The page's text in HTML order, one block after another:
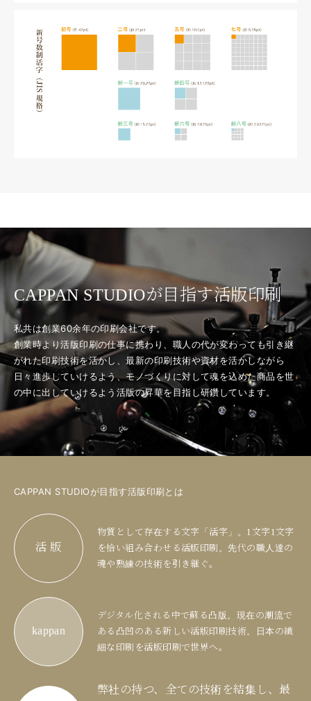
CAPPAN STUDIOが目指す活版印刷
私共は創業60余年の印刷会社です。
創業時より活版印刷の仕事に携わり、職人の代が変わっても引き継
がれた印刷技術を活かし、最新の印刷技術や資材を活かしながら
日々進歩していけるよう、モノづくりに対して魂を込めた商品を世
の中に出していけるよう活版の昇華を目指し研鑽しています。
CAPPAN STUDIOが目指す活版印刷とは
活 版
物質として存在する文字「活字」。1文字1文字
を拾い組み合わせる活版印刷。先代の職人達の
魂や熟練の技術を引き継ぐ。
kappan
デジタル化される中で蘇る凸版。現在の潮流で
ある凸凹のある新しい活版印刷技術。日本の繊
細な印刷を活版印刷で世界へ。
弊社の持つ、全ての技術を結集し、最